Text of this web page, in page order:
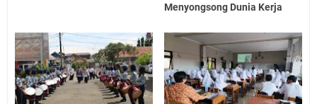
Menyongsong Dunia Kerja